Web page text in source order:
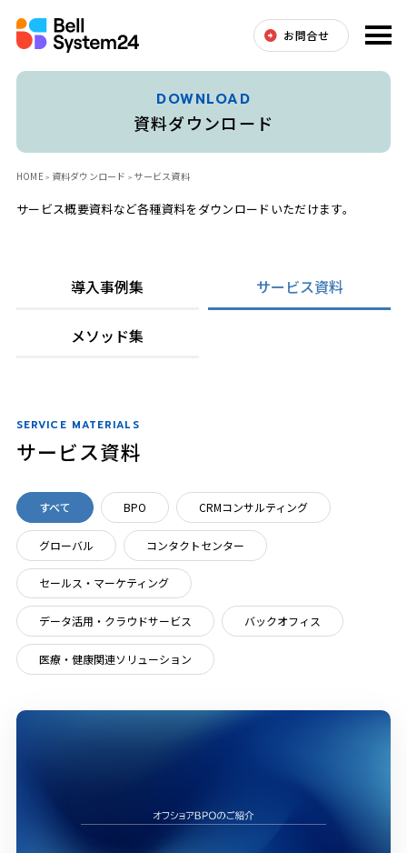
お問合せ
DOWNLOAD
資料ダウンロード
HOME 資料ダウンロード サービス資料
サービス概要資料など各種資料をダウンロードいただけます。
導入事例集 サービス資料
メソッド集
SERVICE MATERIALS
サービス資料
すべて BPO CRMコンサルティング
グローバル コンタクトセンター
セールス・マーケティング
データ活用・クラウドサービス バックオフィス
医療・健康関連ソリューション